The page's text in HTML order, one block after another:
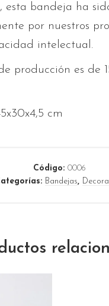
esta bandeja ha
por nuestros
intelectual.
producción es de
cm
Código: 0006
Bandejas,